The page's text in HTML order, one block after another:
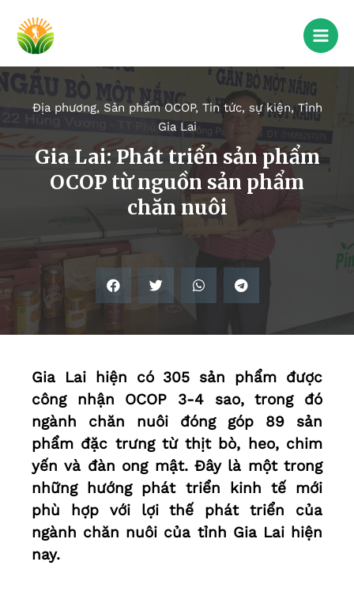
Địa phương, Sản phẩm OCOP, Tin tức, sự kiện, Tỉnh
Gia Lai
Gia Lai: Phát triển sản phẩm
OCOP từ nguồn sản phẩm
chăn nuôi
Gia Lai hiện có 305 sản phẩm được
công nhận OCOP 3-4 sao, trong đó
ngành chăn nuôi đóng góp 89 sản
phẩm đặc trưng từ thịt bò, heo, chim
yến và đàn ong mật. Đây là một trong
những hướng phát triển kinh tế mới
phù hợp với lợi thế phát triển của
ngành chăn nuôi của tỉnh Gia Lai hiện
nay.